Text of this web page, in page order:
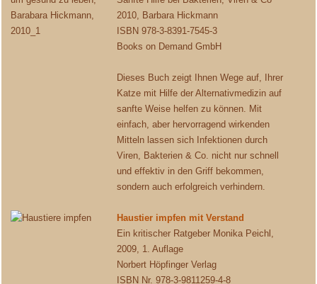
2010, Barbara Hickmann
ISBN 978-3-8391-7545-3
Books on Demand GmbH
Dieses Buch zeigt Ihnen Wege auf, Ihrer
Katze mit Hilfe der Alternativmedizin auf
sanfte Weise helfen zu können. Mit
einfach, aber hervorragend wirkenden
Mitteln lassen sich Infektionen durch
Viren, Bakterien & Co. nicht nur schnell
und effektiv in den Griff bekommen,
sondern auch erfolgreich verhindern.
Haustier impfen mit Verstand
Ein kritischer Ratgeber Monika Peichl,
2009, 1. Auflage
Norbert Höpfinger Verlag
ISBN Nr. 978-3-9811259-4-8